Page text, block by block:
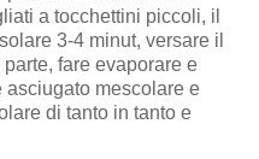
a tocchettini piccoli, il
3-4 minut, versare il
fare evaporare e
mescolare e
di tanto in tanto e